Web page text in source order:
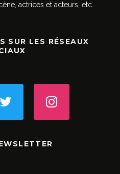
actrices et acteurs, etc.
SUR LES RÉSEAUX